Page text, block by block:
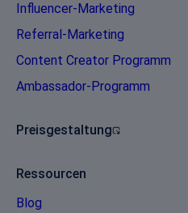
Influencer-Marketing
Referral-Marketing
Content Creator Programm
Ambassador-Programm
Preisgestaltung
Ressourcen
Blog